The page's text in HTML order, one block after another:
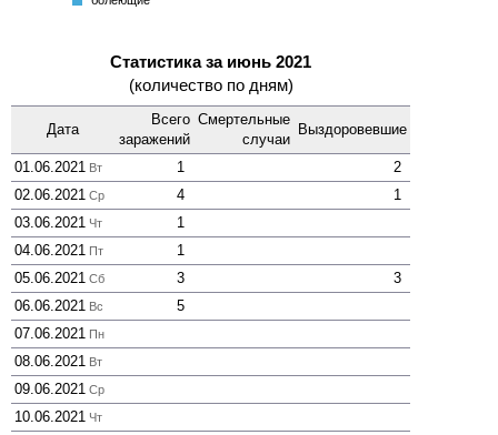
Статистика за июнь 2021
(количество по дням)
Дата
Всего
зара­жений
Смер­тельные
случаи
Выздоро­вевшие
01.06.2021 Вт 1
2
02.06.2021 Ср 4
1
03.06.2021 Чт
1
04.06.2021 Пт
1
05.06.2021 Сб 3
3
06.06.2021 Вс
5
07.06.2021 Пн
08.06.2021 Вт
09.06.2021 Ср
10.06.2021 Чт